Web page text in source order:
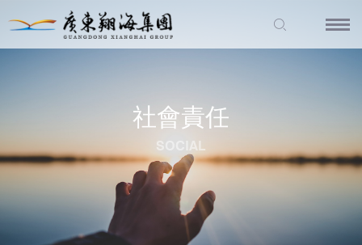
社會責任
SOCIAL